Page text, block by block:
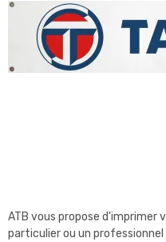
ATB vous propose d'imprimer
particulier ou un